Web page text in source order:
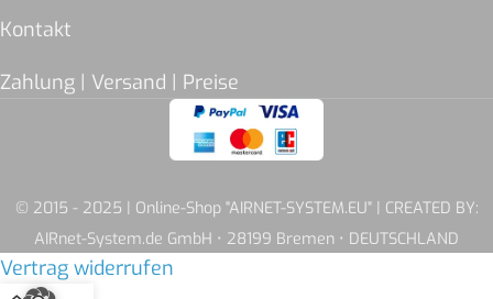
Kontakt
Zahlung | Versand | Preise
© 2015 - 2025 | Online-Shop "AIRNET-SYSTEM.EU" | CREATED BY:
AIRnet-System.de GmbH • 28199 Bremen • DEUTSCHLAND
Vertrag widerrufen